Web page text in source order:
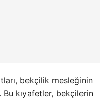
bekçilik mesleğinin
Bu kıyafetler, bekçilerin